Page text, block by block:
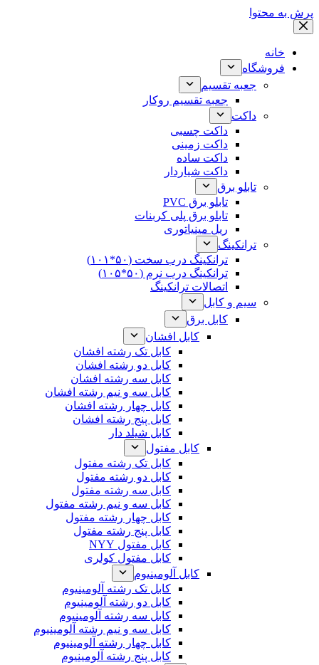
پرش به محتوا
خانه
فروشگاه
جعبه تقسیم
جعبه تقسیم روکار
داکت
داکت چسبی
داکت زمینی
داکت ساده
داکت شیاردار
تابلو برق
تابلو برق PVC
تابلو برق پلی کربنات
ریل مینیاتوری
ترانکینگ
ترانکینگ درب سخت (۵۰*۱۰۱)
ترانکینگ درب نرم (۵۰*۱۰۵)
اتصالات ترانکینگ
سیم و کابل
کابل برق
کابل افشان
کابل تک رشته افشان
کابل دو رشته افشان
کابل سه رشته افشان
کابل سه و نیم رشته افشان
کابل چهار رشته افشان
کابل پنج رشته افشان
کابل شیلد دار
کابل مفتول
کابل تک رشته مفتول
کابل دو رشته مفتول
کابل سه رشته مفتول
کابل سه و نیم رشته مفتول
کابل چهار رشته مفتول
کابل پنج رشته مفتول
کابل مفتول NYY
کابل مفتول کولری
کابل آلومینیوم
کابل تک رشته آلومینیوم
کابل دو رشته آلومینیوم
کابل سه رشته آلومینیوم
کابل سه و نیم رشته آلومینیوم
کابل چهار رشته آلومینیوم
کابل پنج رشته آلومینیوم